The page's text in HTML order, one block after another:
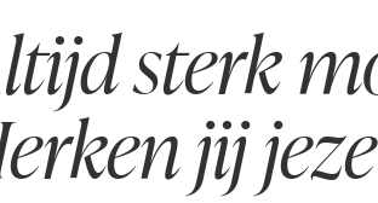
sterk
jij